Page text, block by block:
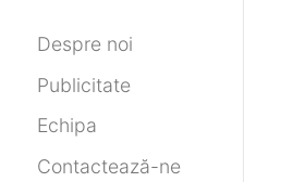
Despre noi
Publicitate
Echipa
Contactează-ne